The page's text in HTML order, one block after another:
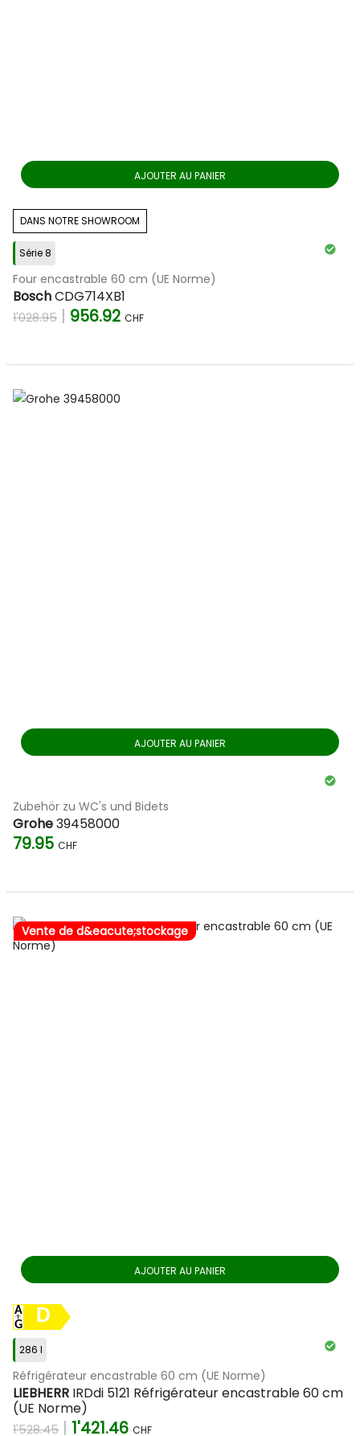
AJOUTER AU PANIER
DANS NOTRE SHOWROOM
Série 8
Four encastrable 60 cm (UE Norme)
BoschCDG714XB1
1'028.95 956.92 CHF
AJOUTER AU PANIER
Zubehör zu WC's und Bidets
Grohe39458000
79.95 CHF
Vente de d&eacute;stockage
AJOUTER AU PANIER
D
286 l
Réfrigérateur encastrable 60 cm (UE Norme)
LIEBHERR IRDdi 5121 Réfrigérateur encastrable 60 cm
(UE Norme)
1'528.45 1'421.46 CHF